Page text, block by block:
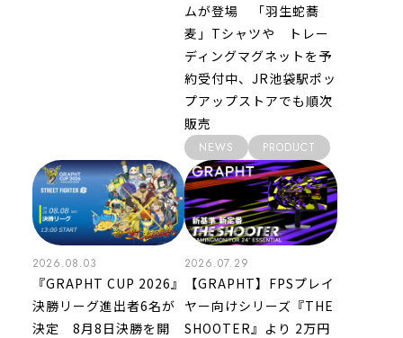
ムが登場 「羽生蛇蕎
麦」Tシャツや トレー
ディングマグネットを予
約受付中、JR池袋駅ポッ
プアップストアでも順次
販売
NEWS PRODUCT
2026.08.03
『GRAPHT CUP 2026』
決勝リーグ進出者6名が
決定 8月8日決勝を開
2026.07.29
【GRAPHT】FPSプレイ
ヤー向けシリーズ『THE
SHOOTER』より 2万円